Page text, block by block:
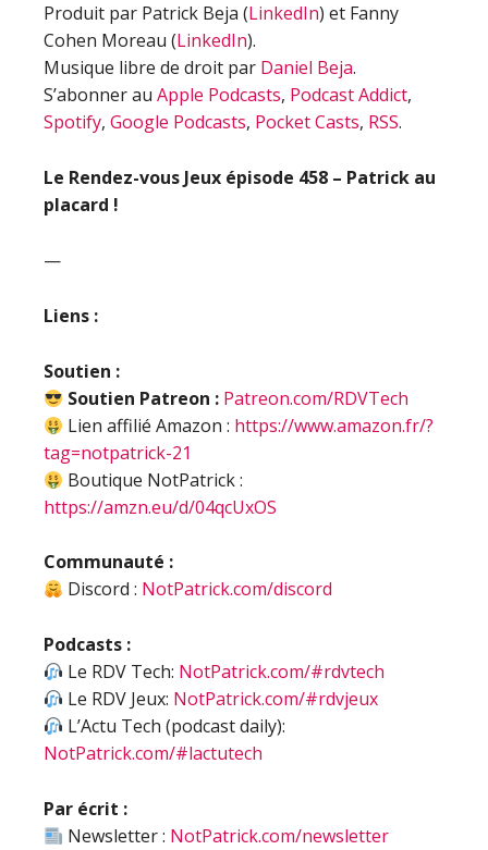
Produit par Patrick Beja (LinkedIn) et Fanny
Cohen Moreau (LinkedIn).
Musique libre de droit par Daniel Beja.
S’abonner au Apple Podcasts, Podcast Addict,
Spotify, Google Podcasts, Pocket Casts, RSS.
Le Rendez-vous Jeux épisode 458 – Patrick au
placard !
—
Liens :
Soutien :
Soutien Patreon : Patreon.com/RDVTech
Lien affilié Amazon : https://www.amazon.fr/?
tag=notpatrick-21
Boutique NotPatrick :
https://amzn.eu/d/04qcUxOS
Communauté :
Discord : NotPatrick.com/discord
Podcasts :
Le RDV Tech: NotPatrick.com/#rdvtech
Le RDV Jeux: NotPatrick.com/#rdvjeux
L’Actu Tech (podcast daily):
NotPatrick.com/#lactutech
Par écrit :
Newsletter : NotPatrick.com/newsletter